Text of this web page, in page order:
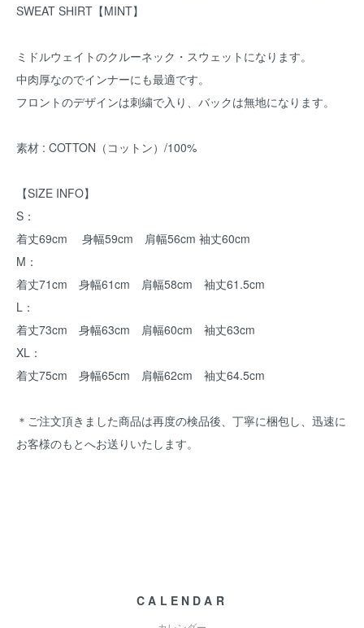
SWEAT SHIRT【MINT】
ミドルウェイトのクルーネック・スウェットになります。
中肉厚なのでインナーにも最適です。
フロントのデザインは刺繍で入り、バックは無地になります。
素材 : COTTON（コットン）/100%
【SIZE INFO】
S：
着丈69cm 身幅59cm 肩幅56cm 袖丈60cm
M：
着丈71cm 身幅61cm 肩幅58cm 袖丈61.5cm
L：
着丈73cm 身幅63cm 肩幅60cm 袖丈63cm
XL：
着丈75cm 身幅65cm 肩幅62cm 袖丈64.5cm
＊ご注文頂きました商品は再度の検品後、丁寧に梱包し、迅速に
お客様のもとへお送りいたします。
CALENDAR